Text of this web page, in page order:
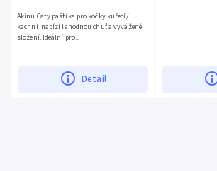
Detail
Akinu Caty paštika pro kočky kuřecí/
kachní nabízí lahodnou chuť a vyvážené
složení. Ideální pro...